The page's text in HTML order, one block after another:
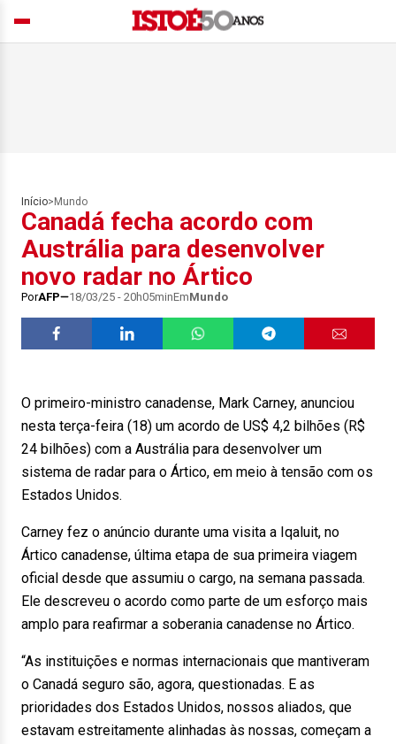
Início> Mundo
Canadá fecha acordo com
Austrália para desenvolver
novo radar no Ártico
PorAFP 18/03/25 - 20h05minEmMundo
O primeiro-ministro canadense, Mark Carney, anunciou
nesta terça-feira (18) um acordo de US$ 4,2 bilhões (R$
24 bilhões) com a Austrália para desenvolver um
sistema de radar para o Ártico, em meio à tensão com os
Estados Unidos.
Carney fez o anúncio durante uma visita a Iqaluit, no
Ártico canadense, última etapa de sua primeira viagem
oficial desde que assumiu o cargo, na semana passada.
Ele descreveu o acordo como parte de um esforço mais
amplo para reafirmar a soberania canadense no Ártico.
“As instituições e normas internacionais que mantiveram
o Canadá seguro são, agora, questionadas. E as
prioridades dos Estados Unidos, nossos aliados, que
estavam estreitamente alinhadas às nossas, começam a